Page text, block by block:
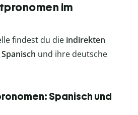
im
findest du die indirekten
und ihre deutsche
Spanisch und